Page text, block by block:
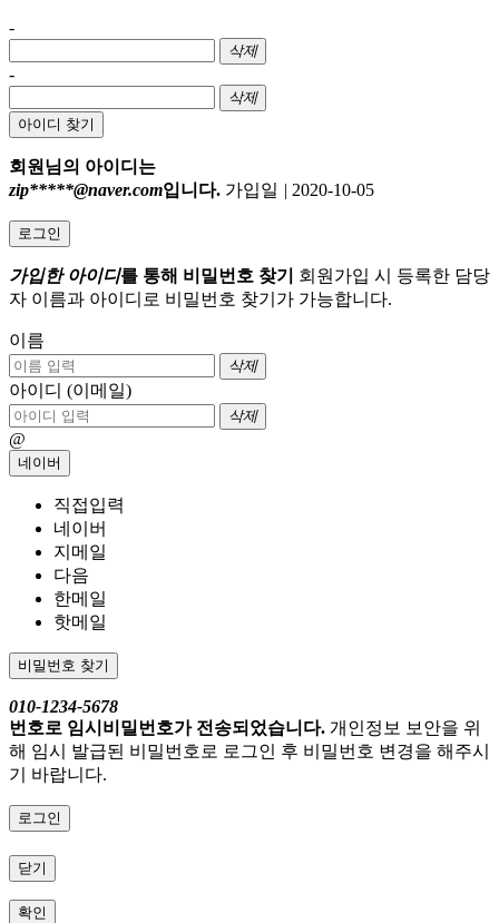
-
삭제
-
삭제
아이디 찾기
회원님의 아이디는
zip*****@naver.com입니다. 가입일 | 2020-10-05
로그인
가입한 아이디를 통해 비밀번호 찾기
회원가입 시 등록한 담당
자 이름과 아이디로 비밀번호 찾기가 가능합니다.
이름
삭제
아이디 (이메일)
삭제
@
네이버
직접입력
네이버
지메일
다음
한메일
핫메일
비밀번호 찾기
010-1234-5678
번호로 임시비밀번호가 전송되었습니다. 개인정보 보안을 위
해 임시 발급된 비밀번호로 로그인 후 비밀번호 변경을 해주시
기 바랍니다.
로그인
닫기
확인